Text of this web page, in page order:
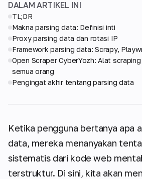
DALAM ARTIKEL INI
TL;DR
Makna parsing data: Definisi inti
Proxy parsing data dan rotasi IP
Framework parsing data: Scrapy,
Open Scraper CyberYozh: Alat
semua orang
Pengingat akhir tentang parsing data
Ketika pengguna bertanya apa
data, mereka menanyakan
sistematis dari kode web
terstruktur. Di sini, kita akan